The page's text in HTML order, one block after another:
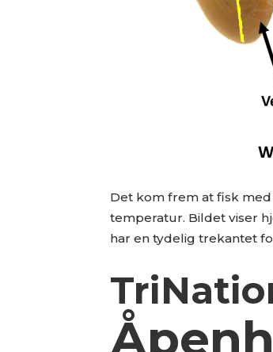
Det kom frem at fisk
temperatur. Bildet viser
har en tydelig trekantet